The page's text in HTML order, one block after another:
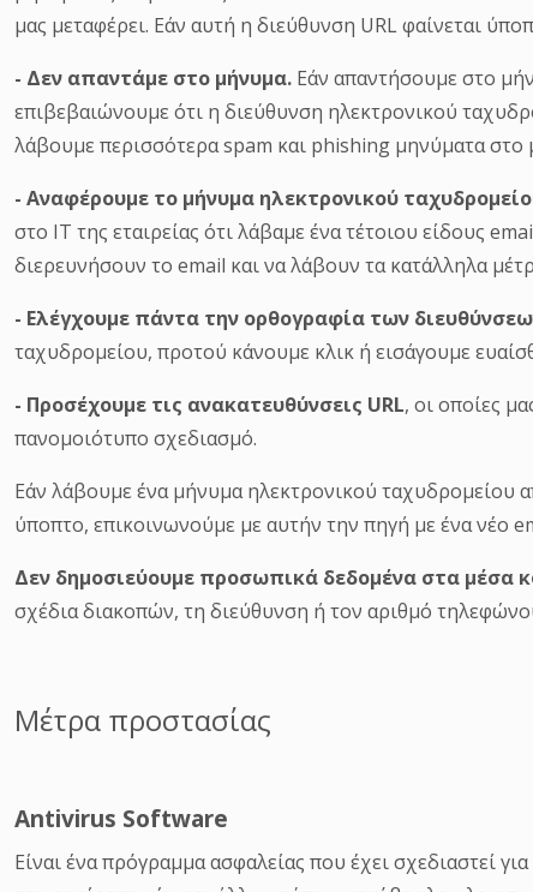
- Δεν απαντάμε στο μήνυμα.Εάν απαντήσουμε στο
λάβουμε περισσότερα spam και phishing μηνύματα στο
- Αναφέρουμε το μήνυμα ηλεκτρονικού
διερευνήσουν το email και να λάβουν τα κατάλληλα
- Ελέγχουμε πάντα τηνορθογραφία των
- Προσέχουμε τις ανακατευθύνσεις URL, οι οποίες
Εάν λάβουμε ένα μήνυμα ηλεκτρονικού ταχυδρομείου
Δεν δημοσιεύουμε προσωπικά δεδομέναστα μέσα
Μέτρα προστασίας
Είναι ένα πρόγραμμα ασφαλείας που έχει σχεδιαστεί
την αφαίρεση ιών και άλλων τύπων κακόβουλου